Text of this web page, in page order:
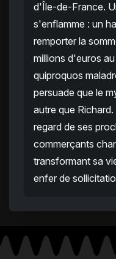
d'Île-de-France.
s'enflamme : un
remporter la
millions d'euros
quiproquos
persuade que le
autre que
regard de ses
commerçants
transformant sa
enfer de